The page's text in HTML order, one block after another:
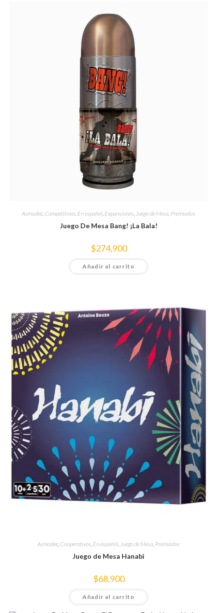
Asmodee Competitivos En español Expansiones Juego de Mesa Premiados
Juego De Mesa Bang! ¡La Bala!
$274,900
Añadir al carrito
Asmodee, Cooperativos, En español,Juego de Mesa, Premiados
Juego de Mesa Hanabi
$68,900
Añadir al carrito